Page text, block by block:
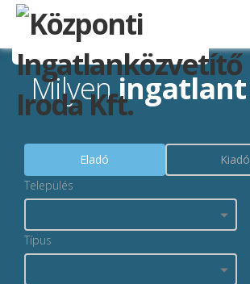
Milyeningatlant
Eladó
Kiadó
Település
Típus